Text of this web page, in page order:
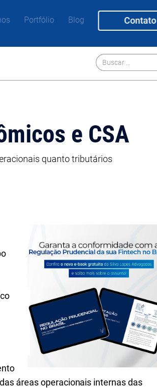
Portfólio Blog Contato
e CSA
quanto tributários
áreas operacionais internas das